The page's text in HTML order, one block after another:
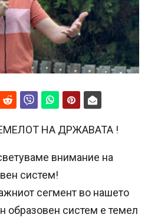
НА ДРЖАВАТА !
внимание на
систем!
сегмент во нашето
образовен систем е темел